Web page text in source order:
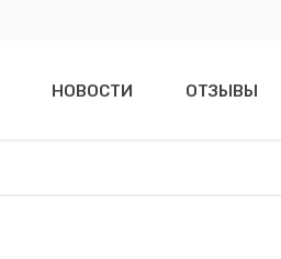
НОВОСТИ ОТЗЫВЫ